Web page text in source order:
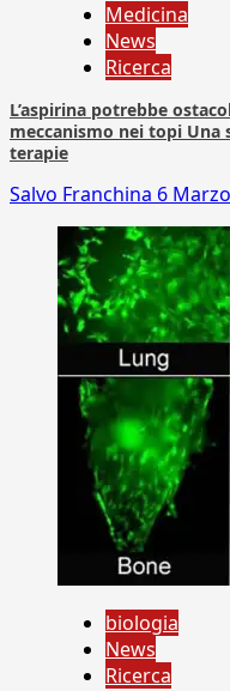
Medicina
News
Ricerca
L’aspirina potrebbe
meccanismo nei topi Una
terapie
Salvo Franchina 6
biologia
News
Ricerca